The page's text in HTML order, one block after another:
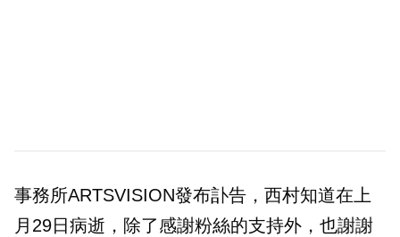
事務所ARTSVISION發布訃告，西村知道在上
月29日病逝，除了感謝粉絲的支持外，也謝謝